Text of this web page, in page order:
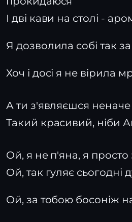
І дві кави на столі -
Я дозволила собі так
Хоч і досі я не вірила
А ти з'являєшся неначе
Такий красивий, ніби
Ой, я не п'яна, я просто
Ой, так гуляє сьогодні
Ой, за тобою босоніж